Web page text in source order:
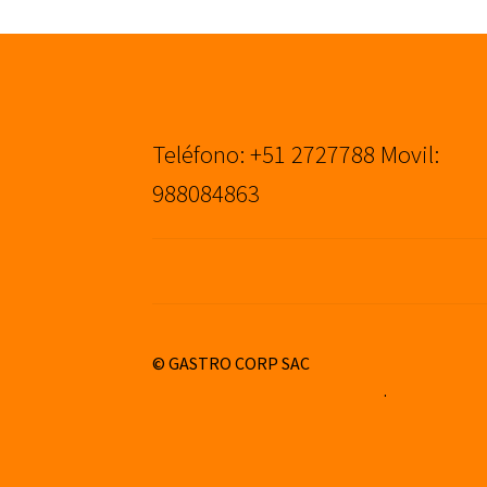
Teléfono: +51 2727788 Movil:
988084863
© GASTRO CORP SAC
Construido con WooCommerce.